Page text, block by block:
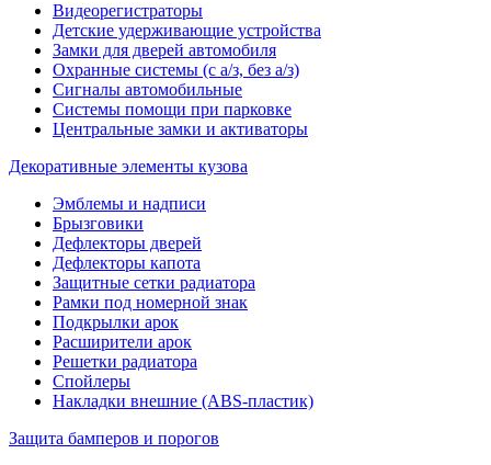
Видеорегистраторы
Детские удерживающие устройства
Замки для дверей автомобиля
Охранные системы (с а/з, без а/з)
Сигналы автомобильные
Системы помощи при парковке
Центральные замки и активаторы
Декоративные элементы кузова
Эмблемы и надписи
Брызговики
Дефлекторы дверей
Дефлекторы капота
Защитные сетки радиатора
Рамки под номерной знак
Подкрылки арок
Расширители арок
Решетки радиатора
Спойлеры
Накладки внешние (ABS-пластик)
Защита бамперов и порогов